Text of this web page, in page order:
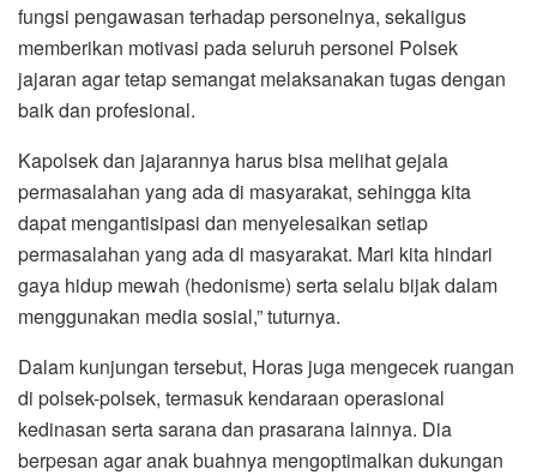
fungsi pengawasan terhadap personelnya, sekaligus
memberikan motivasi pada seluruh personel Polsek
jajaran agar tetap semangat melaksanakan tugas dengan
baik dan profesional.
Kapolsek dan jajarannya harus bisa melihat gejala
permasalahan yang ada di masyarakat, sehingga kita
dapat mengantisipasi dan menyelesaikan setiap
permasalahan yang ada di masyarakat. Mari kita hindari
gaya hidup mewah (hedonisme) serta selalu bijak dalam
menggunakan media sosial,” tuturnya.
Dalam kunjungan tersebut, Horas juga mengecek ruangan
di polsek-polsek, termasuk kendaraan operasional
kedinasan serta sarana dan prasarana lainnya. Dia
berpesan agar anak buahnya mengoptimalkan dukungan